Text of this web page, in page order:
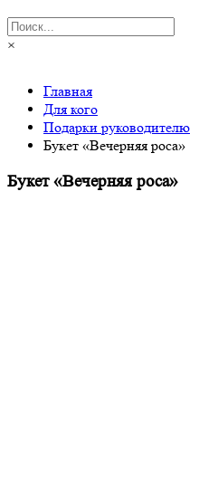
×
Главная
Для кого
Подарки руководителю
Букет «Вечерняя роса»
Букет «Вечерняя роса»